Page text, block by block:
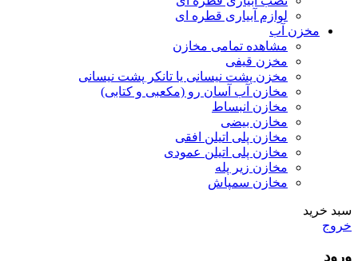
لوازم آبیاری قطره ای
مخزن آب
مشاهده تمامی مخازن
مخزن قیفی
مخزن پشت نیسانی یا تانکر پشت نیسانی
مخازن آب آسان رو (مکعبی و کتابی)
مخازن انبساط
مخازن بیضی
مخازن پلی اتیلن افقی
مخازن پلی اتیلن عمودی
مخازن زیر پله
مخازن سمپاش
سبد خرید
خروج
ورود